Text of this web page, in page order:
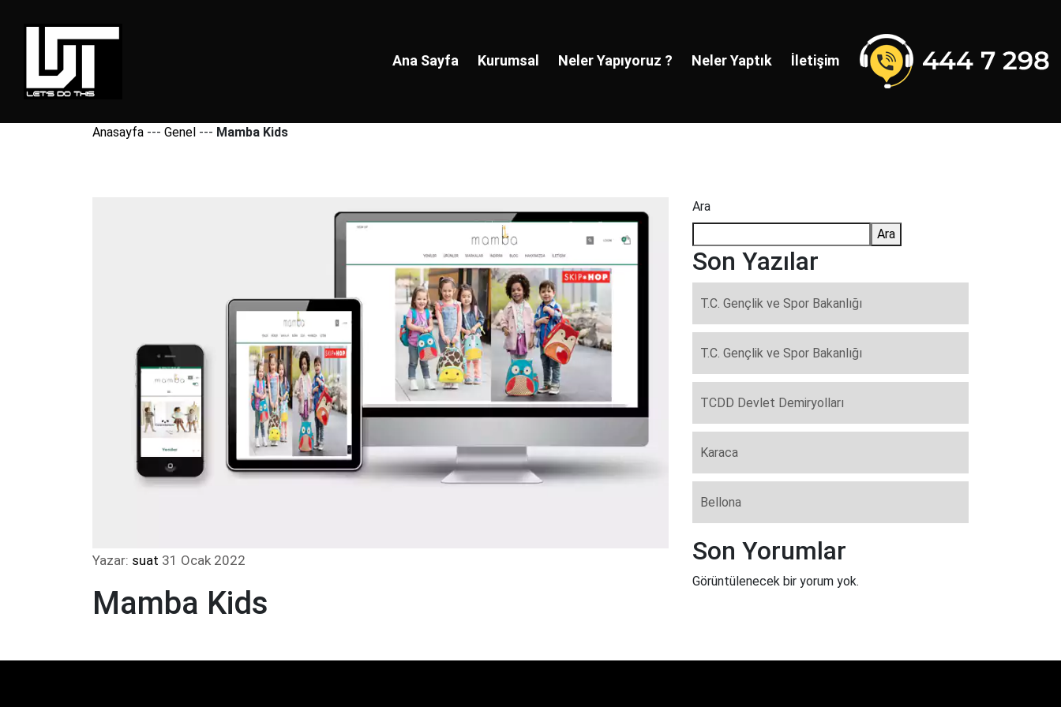
Ana Sayfa Kurumsal Neler Yapıyoruz ? Neler Yaptık İletişim
Anasayfa --- Genel --- Mamba Kids
Yazar: suat 31 Ocak 2022
Mamba Kids
Ara
Ara
Son Yazılar
T.C. Gençlik ve Spor Bakanlığı
T.C. Gençlik ve Spor Bakanlığı
TCDD Devlet Demiryolları
Karaca
Bellona
Son Yorumlar
Görüntülenecek bir yorum yok.